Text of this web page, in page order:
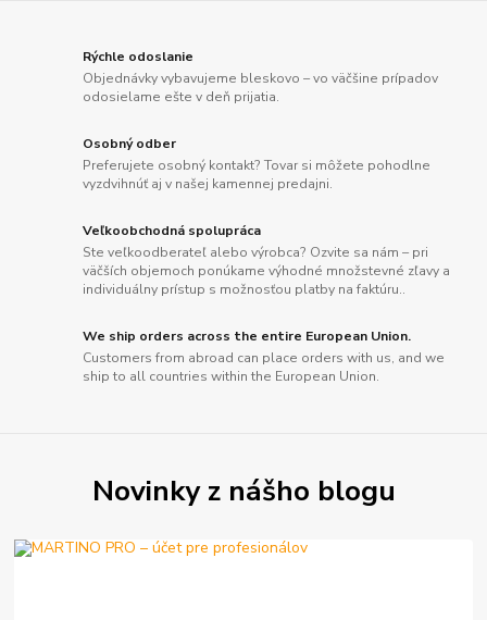
Rýchle odoslanie
Objednávky vybavujeme bleskovo – vo väčšine prípadov
odosielame ešte v deň prijatia.
Osobný odber
Preferujete osobný kontakt? Tovar si môžete pohodlne
vyzdvihnúť aj v našej kamennej predajni.
Veľkoobchodná spolupráca
Ste veľkoodberateľ alebo výrobca? Ozvite sa nám – pri
väčších objemoch ponúkame výhodné množstevné zľavy a
individuálny prístup s možnosťou platby na faktúru..
We ship orders across the entire European Union.
Customers from abroad can place orders with us, and we
ship to all countries within the European Union.
Novinky z nášho blogu